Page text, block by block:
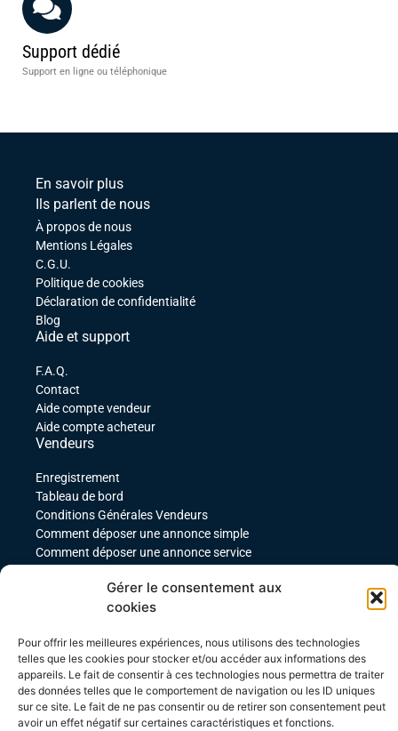
Gérer le consentement aux
cookies
Pour offrir les meilleures expériences, nous utilisons des technologies
telles que les cookies pour stocker et/ou accéder aux informations des
appareils. Le fait de consentir à ces technologies nous permettra de traiter
des données telles que le comportement de navigation ou les ID uniques
sur ce site. Le fait de ne pas consentir ou de retirer son consentement peut
avoir un effet négatif sur certaines caractéristiques et fonctions.
Support dédié
Support en ligne ou téléphonique
En savoir plus
Ils parlent de nous
À propos de nous
Mentions Légales
C.G.U.
Politique de cookies
Déclaration de confidentialité
Blog
Aide et support
F.A.Q.
Contact
Aide compte vendeur
Aide compte acheteur
Vendeurs
Enregistrement
Tableau de bord
Conditions Générales Vendeurs
Comment déposer une annonce simple
Comment déposer une annonce service
téléchargeable
Déposer une annonce avec des variables
Mon compte
Mes commandes
Conditions Générales Acheteurs